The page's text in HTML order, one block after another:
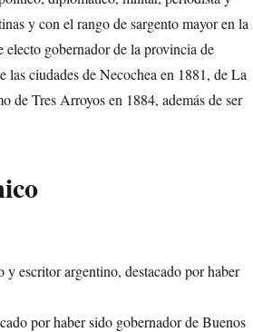
y con el rango de sargento mayor en la
gobernador de la provincia de
ciudades de Necochea en 1881, de La
de Tres Arroyos en 1884, además de ser
por haber sido gobernador de Buenos